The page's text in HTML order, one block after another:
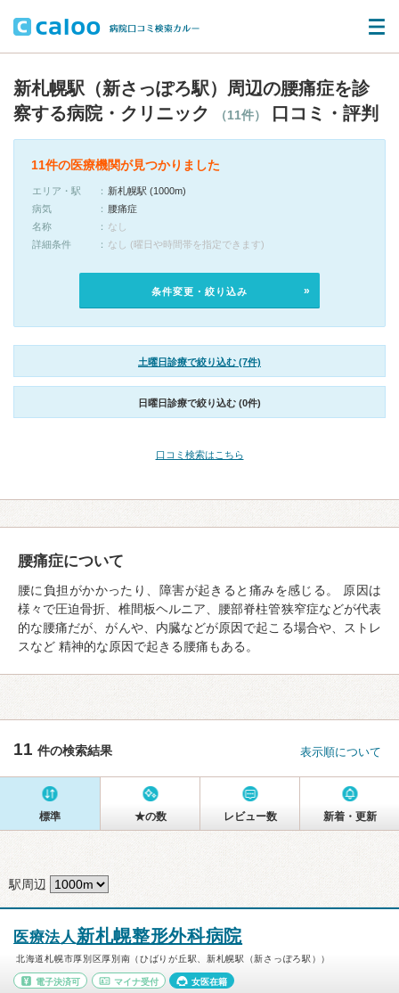
新札幌駅（新さっぽろ駅）周辺の腰痛症を診
察する病院・クリニック
（11件） 口コミ・評判
11件の医療機関が見つかりました
エリア・駅
新札幌駅 (1000m)
病気
腰痛症
名称
なし
詳細条件
なし (曜日や時間帯を指定できます)
条件変更・絞り込み
土曜日診療で絞り込む (7件)
日曜日診療で絞り込む (0件)
口コミ検索はこちら
腰痛症について
腰に負担がかかったり、障害が起きると痛みを感じる。 原因は
様々で圧迫骨折、椎間板ヘルニア、腰部脊柱管狭窄症などが代表
的な腰痛だが、がんや、内臓などが原因で起こる場合や、ストレ
スなど 精神的な原因で起きる腰痛もある。
11 件の検索結果 表示順について
標準 ★の数 レビュー数 新着・更新
駅周辺
医療法人新札幌整形外科病院
北海道札幌市厚別区厚別南（ひばりが丘駅、新札幌駅（新さっぽろ駅））
電子決済可 マイナ受付 女医在籍